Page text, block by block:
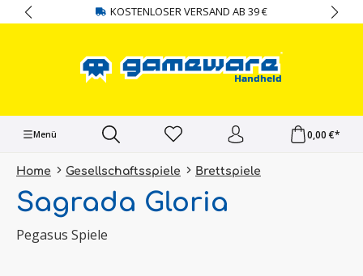
springen KOSTENLOSER VERSAND AB 39 €
Menü 0,00 €*
Home Gesellschaftsspiele Brettspiele
Sagrada Gloria
Pegasus Spiele